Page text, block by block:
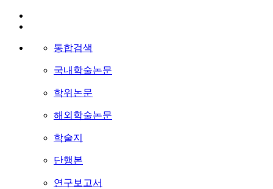
통합검색
국내학술논문
학위논문
해외학술논문
학술지
단행본
연구보고서